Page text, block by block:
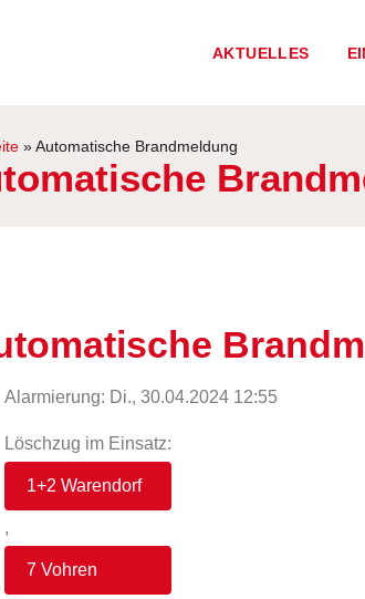
AKTUELLES
» Automatische Brandmeldung
Alarmierung: Di., 30.04.2024 12:55
Löschzug im Einsatz:
1+2 Warendorf
,
7 Vohren